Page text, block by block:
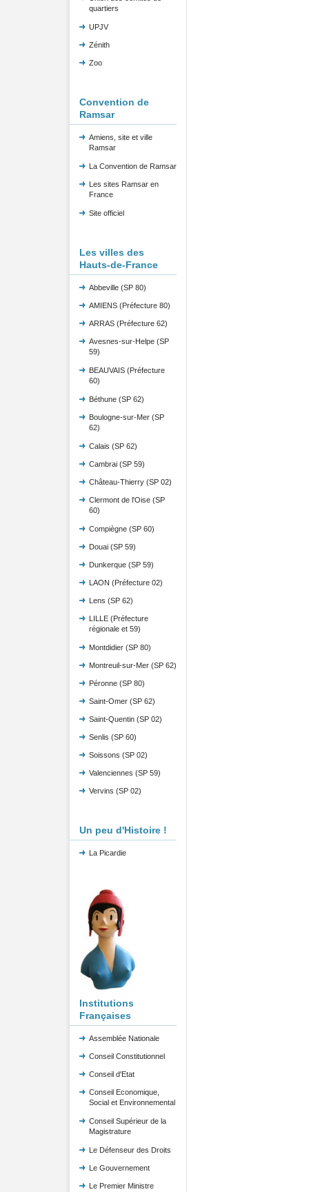
quartiers
UPJV
Zénith
Zoo
Convention de
Ramsar
Amiens, site et ville
Ramsar
La Convention de Ramsar
Les sites Ramsar en
France
Site officiel
Les villes des
Hauts-de-France
Abbeville (SP 80)
AMIENS (Préfecture 80)
ARRAS (Préfecture 62)
Avesnes-sur-Helpe (SP
59)
BEAUVAIS (Préfecture
60)
Béthune (SP 62)
Boulogne-sur-Mer (SP
62)
Calais (SP 62)
Cambrai (SP 59)
Château-Thierry (SP 02)
Clermont de l'Oise (SP
60)
Compiègne (SP 60)
Douai (SP 59)
Dunkerque (SP 59)
LAON (Préfecture 02)
Lens (SP 62)
LILLE (Préfecture
régionale et 59)
Montdidier (SP 80)
Montreuil-sur-Mer (SP 62)
Péronne (SP 80)
Saint-Omer (SP 62)
Saint-Quentin (SP 02)
Senlis (SP 60)
Soissons (SP 02)
Valenciennes (SP 59)
Vervins (SP 02)
Un peu d'Histoire !
La Picardie
Institutions
Françaises
Assemblée Nationale
Conseil Constitutionnel
Conseil d'Etat
Conseil Economique,
Social et Environnemental
Conseil Supérieur de la
Magistrature
Le Défenseur des Droits
Le Gouvernement
Le Premier Ministre